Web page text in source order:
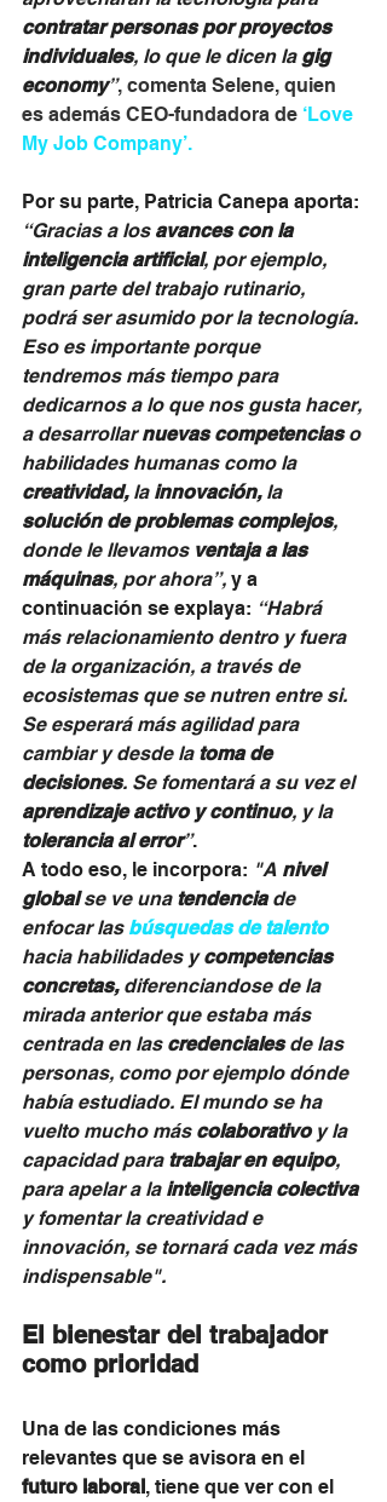
contratar personas por proyectos
individuales, lo que le dicen la gig
economy”, comenta Selene, quien
es además CEO-fundadora de ‘Love
My Job Company’.
Por su parte, Patricia Canepa aporta:
“Gracias a los avances con la
inteligencia artificial, por ejemplo,
gran parte del trabajo rutinario,
podrá ser asumido por la tecnología.
Eso es importante porque
tendremos más tiempo para
dedicarnos a lo que nos gusta hacer,
a desarrollar nuevas competencias o
habilidades humanas como la
creatividad, la innovación, la
solución de problemas complejos,
donde le llevamos ventaja a las
máquinas, por ahora”, y a
continuación se explaya: “Habrá
más relacionamiento dentro y fuera
de la organización, a través de
ecosistemas que se nutren entre si.
Se esperará más agilidad para
cambiar y desde la toma de
decisiones. Se fomentará a su vez el
aprendizaje activo y continuo, y la
tolerancia al error”.
A todo eso, le incorpora: "A nivel
global se ve una tendencia de
enfocar las búsquedas de talento
hacia habilidades y competencias
concretas, diferenciandose de la
mirada anterior que estaba más
centrada en las credenciales de las
personas, como por ejemplo dónde
había estudiado. El mundo se ha
vuelto mucho más colaborativo y la
capacidad para trabajar en equipo,
para apelar a la inteligencia colectiva
y fomentar la creatividad e
innovación, se tornará cada vez más
indispensable".
El bienestar del trabajador
como prioridad
Una de las condiciones más
relevantes que se avisora en el
futuro laboral, tiene que ver con el